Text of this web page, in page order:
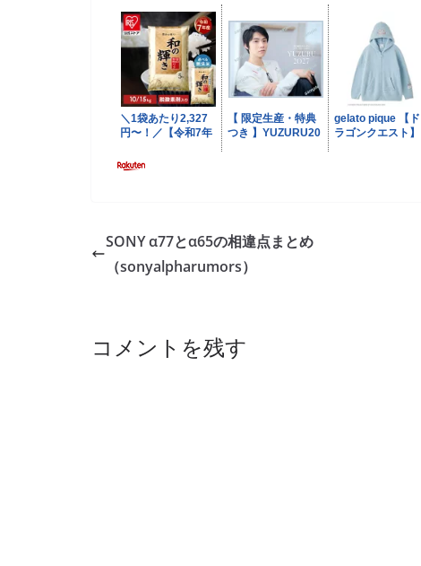
SONY α77とα65の相違点まとめ
（sonyalpharumors）
コメントを残す